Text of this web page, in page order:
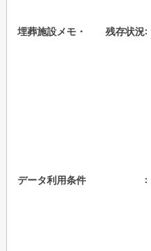
埋葬施設メモ・ 残存状況
データ利用条件